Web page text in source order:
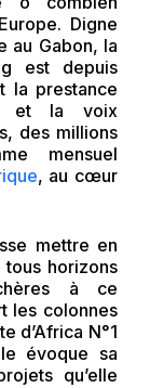
Digne
au Gabon, la
est depuis
la prestance
et la voix
des millions
mensuel
, au cœur
mettre en
horizons
à ce
les colonnes
d’Africa N°1
évoque sa
qu’elle